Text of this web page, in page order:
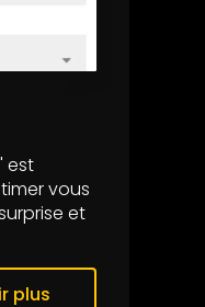
est
vous
et
plus